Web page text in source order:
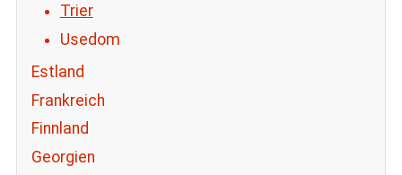
Trier
Usedom
Estland
Frankreich
Finnland
Georgien